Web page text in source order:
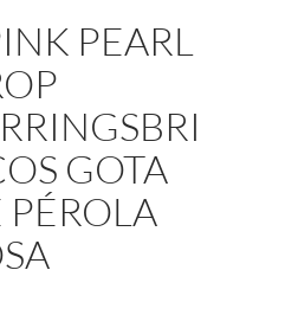
PEARL
GOTA
PÉROLA